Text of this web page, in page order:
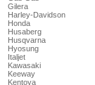
Gilera
Harley-Davidson
Honda
Husaberg
Husqvarna
Hyosung
Italjet
Kawasaki
Keeway
Kentoya